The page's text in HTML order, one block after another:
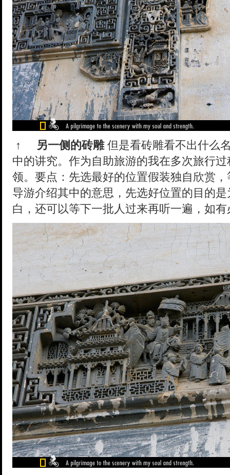
↑ 另一侧的砖雕但是看砖雕看不出什么
中的讲究。作为自助旅游的我在多次旅行
领。要点：先选最好的位置假装独自欣赏
导游介绍其中的意思，先选好位置的目的
白，还可以等下一批人过来再听一遍，如